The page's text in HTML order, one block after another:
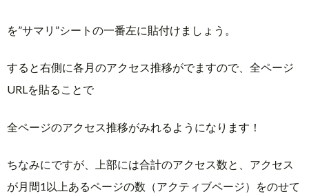
を”サマリ”シートの一番左に貼付けましょう。
すると右側に各月のアクセス推移がでますので、全ページ
URLを貼ることで
全ページのアクセス推移がみれるようになります！
ちなみにですが、上部には合計のアクセス数と、アクセス
が月間1以上あるページの数（アクティブページ）をのせて